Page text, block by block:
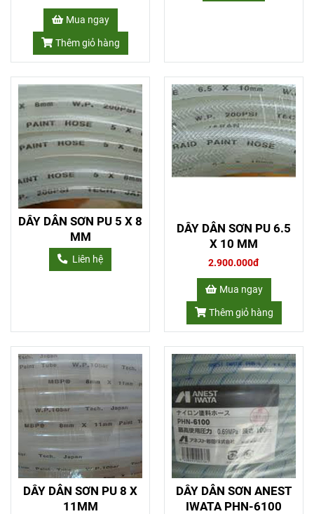
Mua ngay
Thêm giỏ hàng
DÂY DẪN SƠN PU 5 X 8
MM
Liên hệ
DÂY DẪN SƠN PU 6.5
X 10 MM
2.900.000đ
Mua ngay
Thêm giỏ hàng
DÂY DẪN SƠN PU 8 X
11MM
DÂY DẪN SƠN ANEST
IWATA PHN-6100